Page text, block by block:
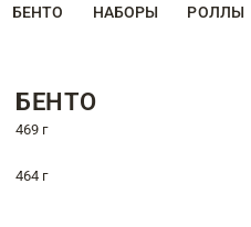
БЕНТО НАБОРЫ РОЛЛЫ
БЕНТО
469 г
464 г